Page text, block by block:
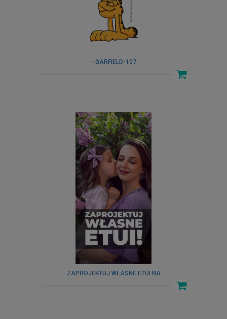
- GARFIELD-107
ZAPROJEKTUJ WŁASNE ETUI NA